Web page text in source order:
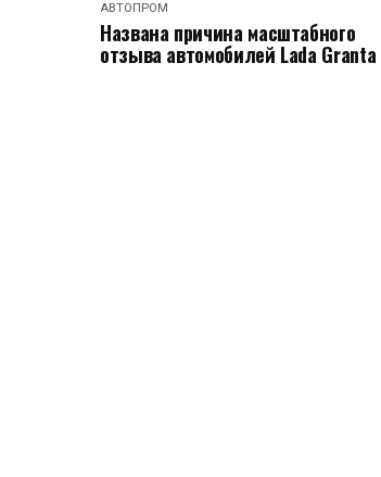
АВТОПРОМ
Названа причина масштабного
отзыва автомобилей Lada Granta